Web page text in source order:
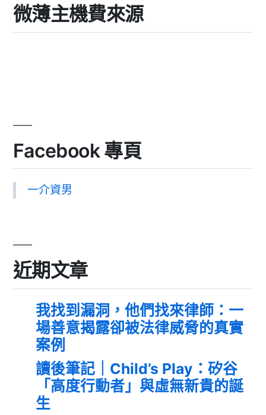
微薄主機費來源
Facebook 專頁
一介資男
近期文章
我找到漏洞，他們找來律師：一
場善意揭露卻被法律威脅的真實
案例
讀後筆記｜Child’s Play：矽谷
「高度行動者」與虛無新貴的誕
生